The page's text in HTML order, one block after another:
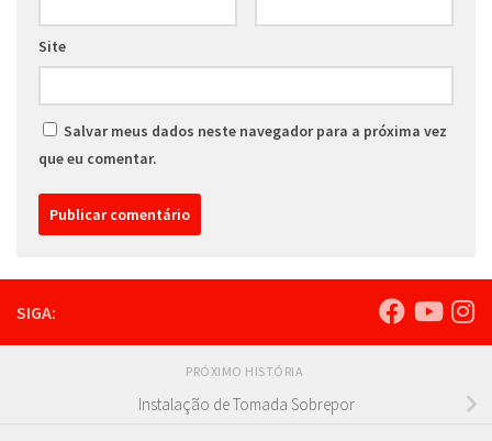
Site
Salvar meus dados neste navegador para a próxima vez
que eu comentar.
SIGA:
PRÓXIMO HISTÓRIA
Instalação de Tomada Sobrepor